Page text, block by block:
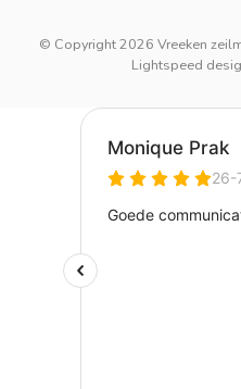
© Copyright 2026 Vreeken
Lightspeed